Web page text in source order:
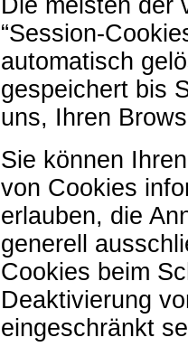
Die meisten der
“Session-
automatisch
gespeichert bis
uns, Ihren
Sie können
von Cookies
erlauben, die
generell
Cookies beim
Deaktivierung
eingeschränkt